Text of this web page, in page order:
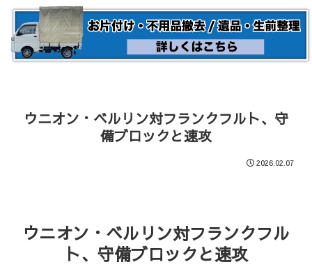
ウニオン・ベルリン対フランクフルト、守
備ブロックと速攻
2026.02.07
ウニオン・ベルリン対フランクフル
ト、守備ブロックと速攻